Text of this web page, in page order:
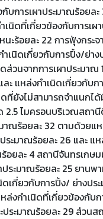
บการเผาประมาณร้อยล
นิดที่เกี่ยวข้องกับการเผ
ะร้อยละ 22 การฟุ้งกระ
าเนิดเกี่ยวกับการปิ้ง/ย่า
วนจากการเผาประมาณ
ะ แหล่งกําเนิดเกี่ยวกับ
ที่ยังไม่สามารถจําแนกไ
2.5 ไมครอนบริเวณสถา
าณร้อยละ 32 ตามด้วยแ
ระมาณร้อยละ 26 และ แ
อยละ 4 สถานีจันทรเกษ
ประมาณร้อยละ 25 ยานพ
ดเกี่ยวกับการปิ้ง/ ย่างปร
งกําเนิดที่เกี่ยวข้องกับก
ประมาณร้อยละ 29 ส่วน